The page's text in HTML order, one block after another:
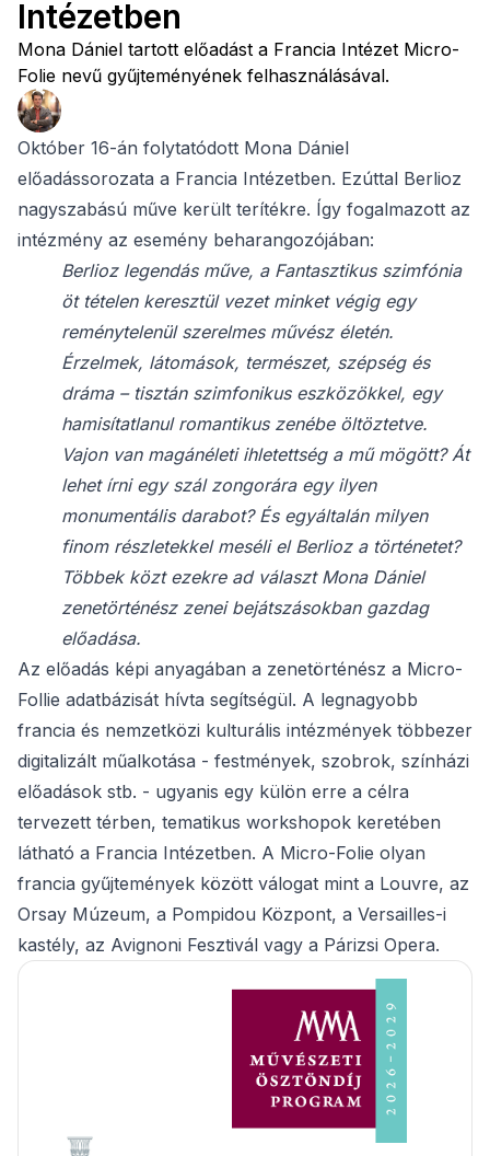
Intézetben
Mona Dániel tartott előadást a Francia Intézet Micro-
Folie nevű gyűjteményének felhasználásával.
Október 16-án folytatódott Mona Dániel
előadássorozata a Francia Intézetben. Ezúttal Berlioz
nagyszabású műve került terítékre. Így fogalmazott az
intézmény az esemény beharangozójában:
Berlioz legendás műve, a Fantasztikus szimfónia
öt tételen keresztül vezet minket végig egy
reménytelenül szerelmes művész életén.
Érzelmek, látomások, természet, szépség és
dráma – tisztán szimfonikus eszközökkel, egy
hamisítatlanul romantikus zenébe öltöztetve.
Vajon van magánéleti ihletettség a mű mögött? Át
lehet írni egy szál zongorára egy ilyen
monumentális darabot? És egyáltalán milyen
finom részletekkel meséli el Berlioz a történetet?
Többek közt ezekre ad választ Mona Dániel
zenetörténész zenei bejátszásokban gazdag
előadása.
Az előadás képi anyagában a zenetörténész a Micro-
Follie adatbázisát hívta segítségül. A legnagyobb
francia és nemzetközi kulturális intézmények többezer
digitalizált műalkotása - festmények, szobrok, színházi
előadások stb. - ugyanis egy külön erre a célra
tervezett térben, tematikus workshopok keretében
látható a Francia Intézetben. A Micro-Folie olyan
francia gyűjtemények között válogat mint a Louvre, az
Orsay Múzeum, a Pompidou Központ, a Versailles-i
kastély, az Avignoni Fesztivál vagy a Párizsi Opera.